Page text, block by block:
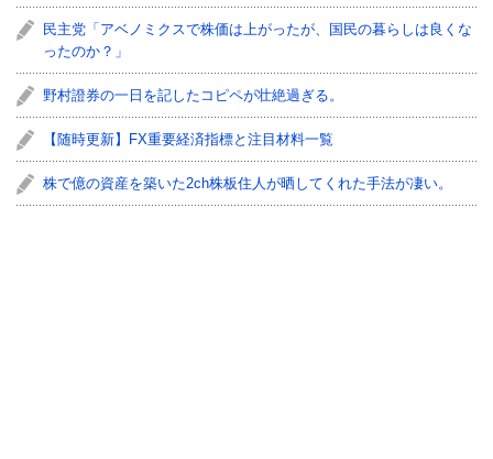
民主党「アベノミクスで株価は上がったが、国民の暮らしは良くな
ったのか？」
野村證券の一日を記したコピペが壮絶過ぎる。
【随時更新】FX重要経済指標と注目材料一覧
株で億の資産を築いた2ch株板住人が晒してくれた手法が凄い。